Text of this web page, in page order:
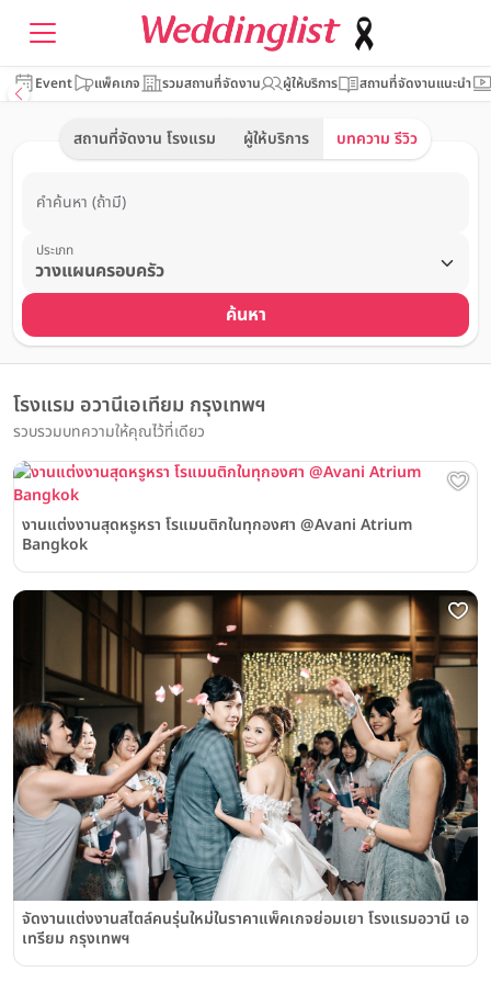
Event แพ็คเกจ รวมสถานที่จัดงาน ผู้ให้บริการ สถานที่จัดงานแนะนำ
สถานที่จัดงาน โรงแรม ผู้ให้บริการ บทความ รีวิว
คำค้นหา (ถ้ามี)
ประเภท
ค้นหา
โรงแรม อวานีเอเทียม กรุงเทพฯ
รวบรวมบทความให้คุณไว้ที่เดียว
งานแต่งงานสุดหรูหรา โรแมนติกในทุกองศา @Avani Atrium
Bangkok
จัดงานแต่งงานสไตล์คนรุ่นใหม่ในราคาแพ็คเกจย่อมเยา โรงแรมอวานี เอ
เทรียม กรุงเทพฯ